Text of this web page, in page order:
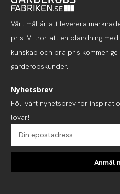
Vårt mål är att leverera
pris. Vi tror att en blandning
kunskap och bra pris kommer
garderobskunder.
Nyhetsbrev
Följ vårt nyhetsbrev för
lovar!
Anmäl